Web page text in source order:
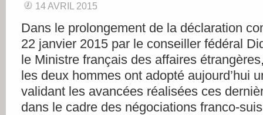
14 AVRIL 2015
Dans le prolongement de la déclaration
22 janvier 2015 par le conseiller fédéral
le Ministre français des affaires
les deux hommes ont adopté aujourd’hui
validant les avancées réalisées ces
dans le cadre des négociations franco-